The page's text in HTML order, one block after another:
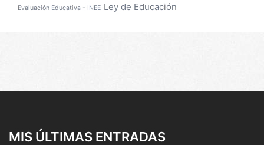
Evaluación Educativa - INEE Ley de Educación
MIS ÚLTIMAS ENTRADAS